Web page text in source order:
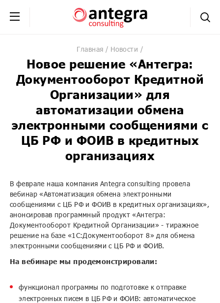
+7 (495) 230-20-02
обратная связь
Главная Новости
Новое решение «Антегра:
Документооборот Кредитной
Организации» для
автоматизации обмена
электронными сообщениями с
ЦБ РФ и ФОИВ в кредитных
организациях
В феврале наша компания Antegra consulting провела
вебинар «Автоматизация обмена электронными
сообщениями с ЦБ РФ и ФОИВ в кредитных организациях»,
анонсировав программный продукт «Антегра:
Документооборот Кредитной Организации» - тиражное
решение на базе «1С:Документооборот 8» для обмена
электронными сообщениями с ЦБ РФ и ФОИВ.
На вебинаре мы продемонстрировали:
функционал программы по подготовке к отправке
электронных писем в ЦБ РФ и ФОИВ: автоматическое